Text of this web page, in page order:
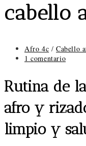
cabello
Categoría
de
Afro 4c / Cabello
Comentarios
entrada:
1 comentario
Rutina de
afro y
limpio y